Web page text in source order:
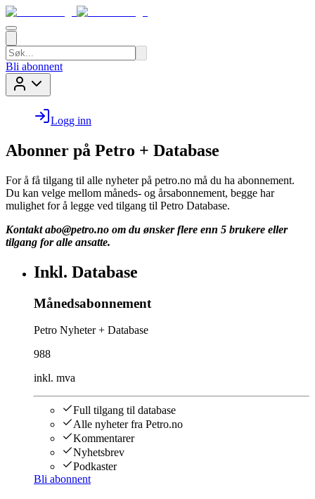
Bli abonnent
Logg inn
Abonner på Petro + Database
For å få tilgang til alle nyheter på petro.no må du ha abonnement.
Du kan velge mellom måneds- og årsabonnement, begge har
mulighet for å legge ved tilgang til Petro Database.
Kontakt abo@petro.no om du ønsker flere enn 5 brukere eller
tilgang for alle ansatte.
Inkl. Database
Månedsabonnement
Petro Nyheter + Database
988
inkl. mva
Full tilgang til database
Alle nyheter fra Petro.no
Kommentarer
Nyhetsbrev
Podkaster
Bli abonnent